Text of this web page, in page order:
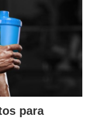
para